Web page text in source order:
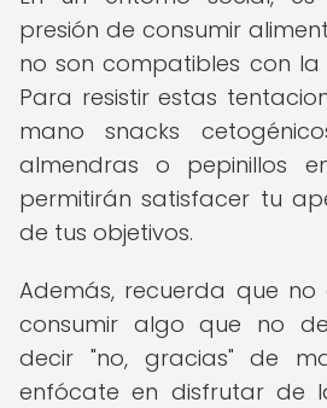
presión de consumir
no son compatibles con
Para resistir estas
mano snacks
almendras o pepinillos
permitirán satisfacer tu
de tus objetivos.
Además, recuerda que
consumir algo que no
decir "no, gracias" de
enfócate en disfrutar de